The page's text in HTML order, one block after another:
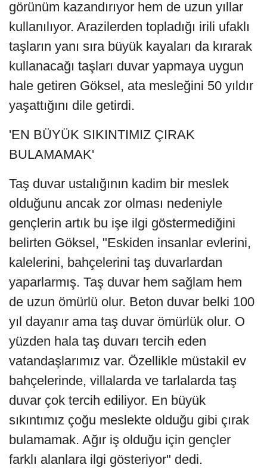
görünüm kazandırıyor hem de uzun yıllar
kullanılıyor. Arazilerden topladığı irili ufaklı
taşların yanı sıra büyük kayaları da kırarak
kullanacağı taşları duvar yapmaya uygun
hale getiren Göksel, ata mesleğini 50 yıldır
yaşattığını dile getirdi.
'EN BÜYÜK SIKINTIMIZ ÇIRAK
BULAMAMAK'
Taş duvar ustalığının kadim bir meslek
olduğunu ancak zor olması nedeniyle
gençlerin artık bu işe ilgi göstermediğini
belirten Göksel, "Eskiden insanlar evlerini,
kalelerini, bahçelerini taş duvarlardan
yaparlarmış. Taş duvar hem sağlam hem
de uzun ömürlü olur. Beton duvar belki 100
yıl dayanır ama taş duvar ömürlük olur. O
yüzden hala taş duvarı tercih eden
vatandaşlarımız var. Özellikle müstakil ev
bahçelerinde, villalarda ve tarlalarda taş
duvar çok tercih ediliyor. En büyük
sıkıntımız çoğu meslekte olduğu gibi çırak
bulamamak. Ağır iş olduğu için gençler
farklı alanlara ilgi gösteriyor" dedi.